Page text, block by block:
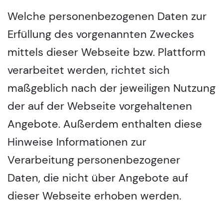
Welche personenbezogenen Daten zur
Erfüllung des vorgenannten Zweckes
mittels dieser Webseite bzw. Plattform
verarbeitet werden, richtet sich
maßgeblich nach der jeweiligen Nutzung
der auf der Webseite vorgehaltenen
Angebote. Außerdem enthalten diese
Hinweise Informationen zur
Verarbeitung personenbezogener
Daten, die nicht über Angebote auf
dieser Webseite erhoben werden.